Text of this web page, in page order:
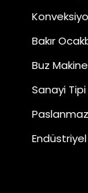
Bakır
Buz
Sanayi Tipi